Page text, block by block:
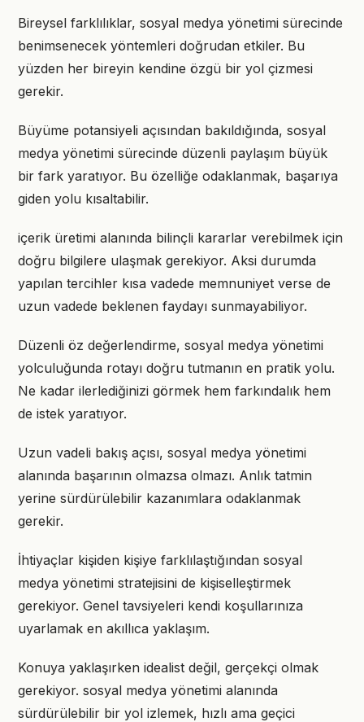
Bireysel farklılıklar, sosyal medya yönetimi sürecinde
benimsenecek yöntemleri doğrudan etkiler. Bu
yüzden her bireyin kendine özgü bir yol çizmesi
gerekir.
Büyüme potansiyeli açısından bakıldığında, sosyal
medya yönetimi sürecinde düzenli paylaşım büyük
bir fark yaratıyor. Bu özelliğe odaklanmak, başarıya
giden yolu kısaltabilir.
içerik üretimi alanında bilinçli kararlar verebilmek için
doğru bilgilere ulaşmak gerekiyor. Aksi durumda
yapılan tercihler kısa vadede memnuniyet verse de
uzun vadede beklenen faydayı sunmayabiliyor.
Düzenli öz değerlendirme, sosyal medya yönetimi
yolculuğunda rotayı doğru tutmanın en pratik yolu.
Ne kadar ilerlediğinizi görmek hem farkındalık hem
de istek yaratıyor.
Uzun vadeli bakış açısı, sosyal medya yönetimi
alanında başarının olmazsa olmazı. Anlık tatmin
yerine sürdürülebilir kazanımlara odaklanmak
gerekir.
İhtiyaçlar kişiden kişiye farklılaştığından sosyal
medya yönetimi stratejisini de kişiselleştirmek
gerekiyor. Genel tavsiyeleri kendi koşullarınıza
uyarlamak en akıllıca yaklaşım.
Konuya yaklaşırken idealist değil, gerçekçi olmak
gerekiyor. sosyal medya yönetimi alanında
sürdürülebilir bir yol izlemek, hızlı ama geçici